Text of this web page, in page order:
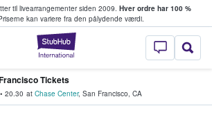
til livearrangementer siden 2009. Hver ordre har 100 %
kan variere fra den pålydende værdi.
StubHub - Hvor
sælger billetter
Tickets
• 20.30 at Chase Center, San Francisco, CA